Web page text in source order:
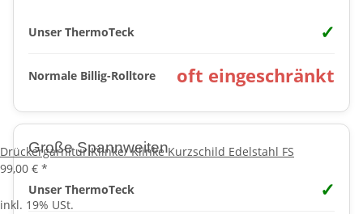
Unser ThermoTeck ✓
Normale Billig-Rolltore oft eingeschränkt
Große Spannweiten
Unser ThermoTeck ✓
Drückergarnitur Klinke/ Klinke Kurzschild Edelstahl FS
99,00 € *
inkl. 19% USt.